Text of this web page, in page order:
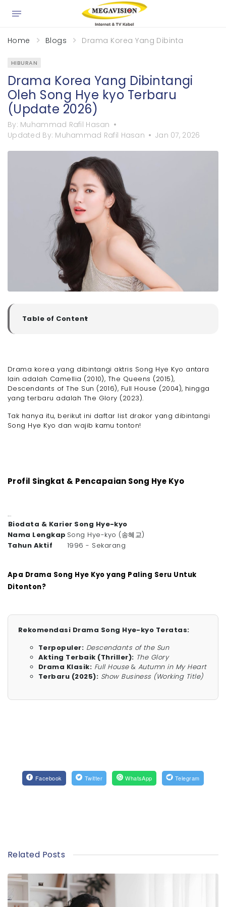
Home Blogs Drama Korea Yang Dibintangi Oleh
HIBURAN
Drama Korea Yang Dibintangi
Oleh Song Hye kyo Terbaru
(Update 2026)
By: Muhammad Rafil Hasan
Updated By: Muhammad Rafil Hasan Jan 07, 2026
Table of Content
▼
Drama korea yang dibintangi aktris Song Hye Kyo antara
lain adalah Camellia (2010), The Queens (2015),
Descendants of The Sun (2016), Full House (2004), hingga
yang terbaru adalah The Glory (2023).
Tak hanya itu, berikut ini daftar list drakor yang dibintangi
Song Hye Kyo dan wajib kamu tonton!
Profil Singkat & Pencapaian Song Hye Kyo
...
Biodata & Karier Song Hye-kyo
Nama Lengkap Song Hye-kyo (송혜교)
Tahun Aktif
1996 - Sekarang
Apa Drama Song Hye Kyo yang Paling Seru Untuk
Ditonton?
Rekomendasi Drama Song Hye-kyo Teratas:
Terpopuler: Descendants of the Sun
Akting Terbaik (Thriller): The Glory
Drama Klasik: Full House& Autumn in My Heart
Terbaru (2025): Show Business (Working Title)
Facebook Twitter WhatsApp Telegram
Related Posts